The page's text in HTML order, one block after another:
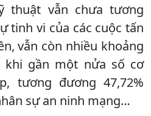
thuật vẫn chưa tương
tinh vi của các cuộc tấn
vẫn còn nhiều khoảng
khi gần một nửa số cơ
tương đương 47,72%
sự an ninh mạng…